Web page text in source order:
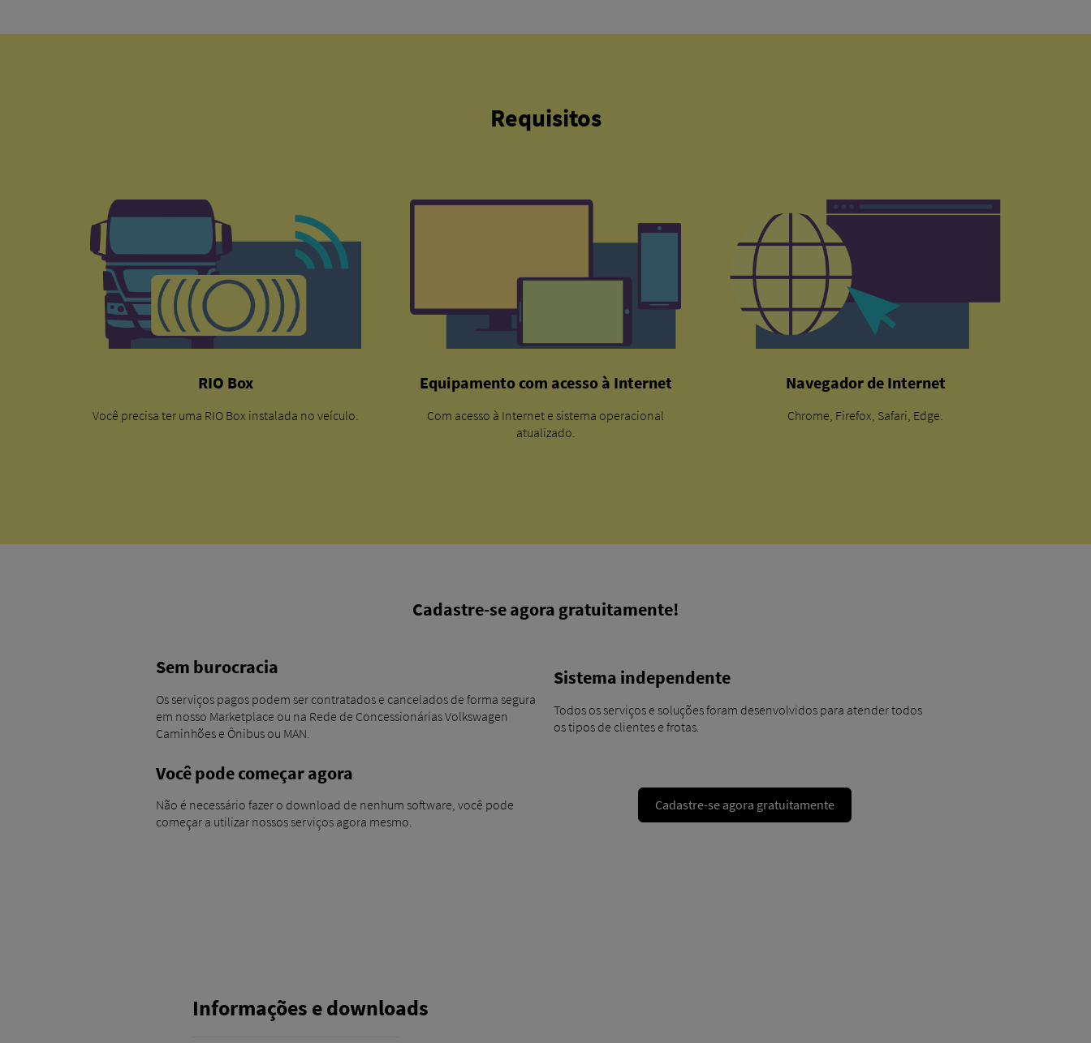
Requisitos
RIO Box
Você precisa ter uma RIO Box instalada no veículo.
Equipamento com acesso à Internet
Com acesso à Internet e sistema operacional
atualizado.
Navegador de Internet
Chrome, Firefox, Safari, Edge.
Cadastre-se agora gratuitamente!
Sem burocracia
Os serviços pagos podem ser contratados e cancelados de forma segura
em nosso Marketplace ou na Rede de Concessionárias Volkswagen
Caminhões e Ônibus ou MAN.
Sistema independente
Todos os serviços e soluções foram desenvolvidos para atender todos
os tipos de clientes e frotas.
Você pode começar agora
Não é necessário fazer o download de nenhum software, você pode
começar a utilizar nossos serviços agora mesmo.
Cadastre-se agora gratuitamente
Informações e downloads